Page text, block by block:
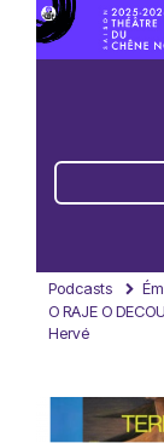
Podcasts
O RAJE O
Hervé